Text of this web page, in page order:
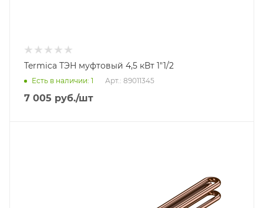
Termica ТЭН муфтовый 4,5 кВт 1"1/2
Есть в наличии: 1 Арт.: 89011345
7 005 руб./шт